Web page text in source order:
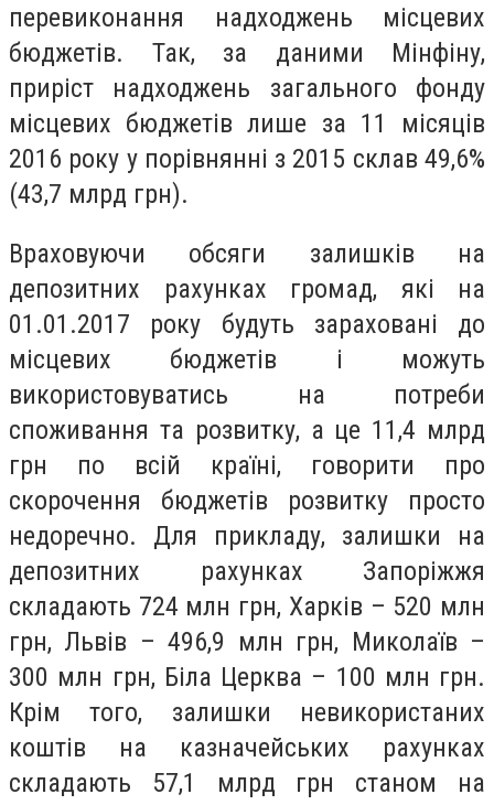
перевиконання надходжень місцевих
бюджетів. Так, за даними Мінфіну,
приріст надходжень загального фонду
місцевих бюджетів лише за 11 місяців
2016 року у порівнянні з 2015 склав 49,6%
(43,7 млрд грн).
Враховуючи обсяги залишків на
депозитних рахунках громад, які на
01.01.2017 року будуть зараховані до
місцевих бюджетів і можуть
використовуватись на потреби
споживання та розвитку, а це 11,4 млрд
грн по всій країні, говорити про
скорочення бюджетів розвитку просто
недоречно. Для прикладу, залишки на
депозитних рахунках Запоріжжя
складають 724 млн грн, Харків – 520 млн
грн, Львів – 496,9 млн грн, Миколаїв –
300 млн грн, Біла Церква – 100 млн грн.
Крім того, залишки невикористаних
коштів на казначейських рахунках
складають 57,1 млрд грн станом на